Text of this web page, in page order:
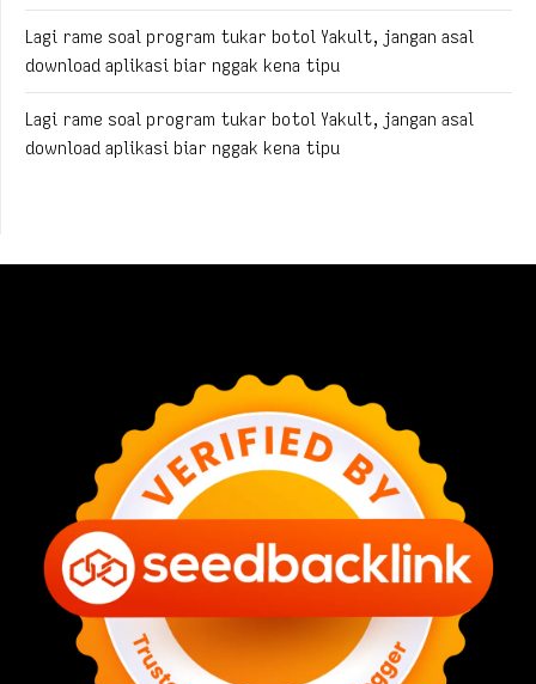
Lagi rame soal program tukar botol Yakult, jangan asal
download aplikasi biar nggak kena tipu
Lagi rame soal program tukar botol Yakult, jangan asal
download aplikasi biar nggak kena tipu